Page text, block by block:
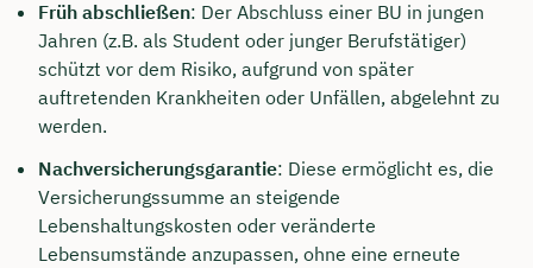
Früh abschließen: Der Abschluss einer BU in jungen
Jahren (z.B. als Student oder junger Berufstätiger)
schützt vor dem Risiko, aufgrund von später
auftretenden Krankheiten oder Unfällen, abgelehnt zu
werden.
Nachversicherungsgarantie: Diese ermöglicht es, die
Versicherungssumme an steigende
Lebenshaltungskosten oder veränderte
Lebensumstände anzupassen, ohne eine erneute